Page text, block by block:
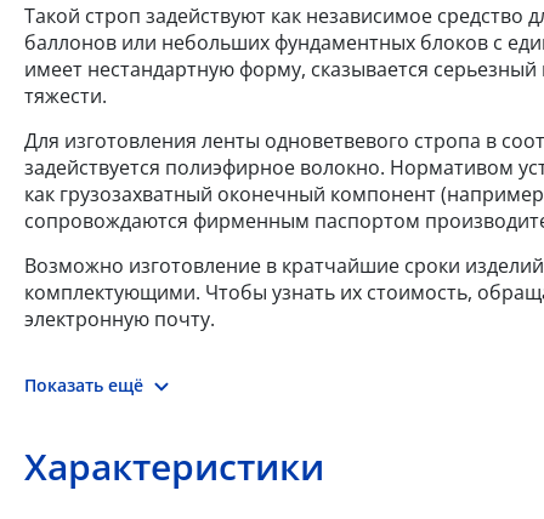
Такой строп задействуют как независимое
баллонов или небольших фундаментных блоков с
имеет нестандартную форму, сказывается
тяжести.
Для изготовления ленты одноветвевого стропа в
задействуется полиэфирное волокно. Нормативом
как грузозахватный оконечный компонент
сопровождаются фирменным паспортом
Возможно изготовление в кратчайшие сроки
комплектующими. Чтобы узнать их стоимость,
электронную почту.
Показать ещё
Характеристики